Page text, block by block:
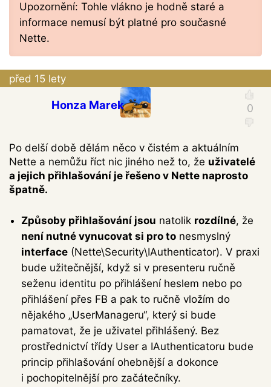
Upozornění: Tohle vlákno je hodně staré a
informace nemusí být platné pro současné
Nette.
před 15 lety
Honza Marek
Po delší době dělám něco v čistém a aktuálním
Nette a nemůžu říct nic jiného než to, že uživatelé
a jejich přihlašování je řešeno v Nette naprosto
špatně.
Způsoby přihlašování jsou natolik rozdílné, že
není nutné vynucovat si pro to nesmyslný
interface (Nette\Security\IAuthenticator). V praxi
bude užitečnější, když si v presenteru ručně
seženu identitu po přihlášení heslem nebo po
přihlášení přes FB a pak to ručně vložím do
nějakého „UserManageru“, který si bude
pamatovat, že je uživatel přihlášený. Bez
prostřednictví třídy User a IAuthenticatoru bude
princip přihlašování ohebnější a dokonce
i pochopitelnější pro začátečníky.